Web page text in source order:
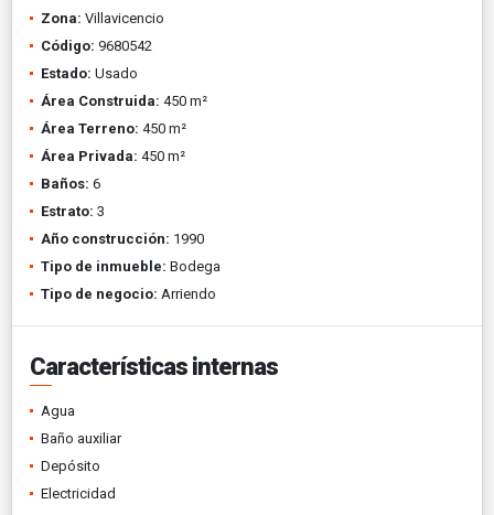
Zona: Villavicencio
Código: 9680542
Estado: Usado
Área Construida: 450 m²
Área Terreno: 450 m²
Área Privada: 450 m²
Baños: 6
Estrato: 3
Año construcción: 1990
Tipo de inmueble: Bodega
Tipo de negocio: Arriendo
Características internas
Agua
Baño auxiliar
Depósito
Electricidad